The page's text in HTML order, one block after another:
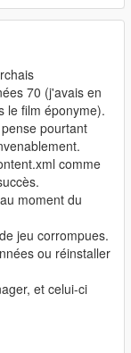
70 (j'avais en
le film éponyme).
pourtant
comme
moment du
jeu corrompues.
ou réinstaller
et celui-ci